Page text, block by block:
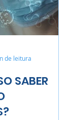
SABER
de leitura